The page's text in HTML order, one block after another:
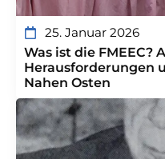
25. Januar 2026
Was ist die FMEEC?
Herausforderungen
Nahen Osten